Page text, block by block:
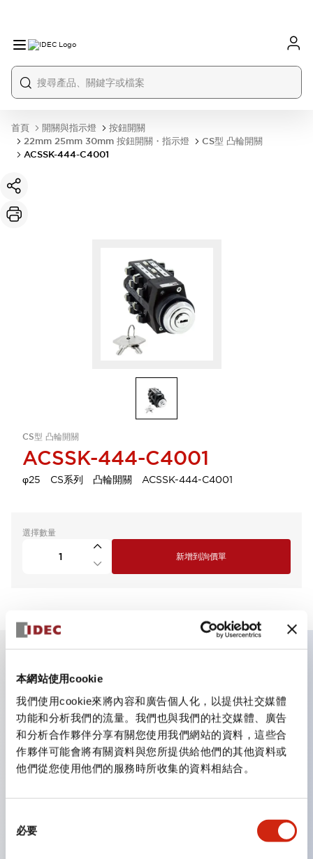
本網站使用cookie
我們使用cookie來將內容和廣告個人化，以提供社交媒體
功能和分析我們的流量。我們也與我們的社交媒體、廣告
和分析合作夥伴分享有關您使用我們網站的資料，這些合
作夥伴可能會將有關資料與您所提供給他們的其他資料或
他們從您使用他們的服務時所收集的資料相結合。
必要
首頁 開關與指示燈
按鈕開關
22mm 25mm 30mm 按鈕開關・指示燈
CS型 凸輪開關
ACSSK-444-C4001
CS型 凸輪開關
ACSSK-444-C4001
φ25 CS系列 凸輪開關 ACSSK-444-C4001
選擇數量
新增到詢價單
主要特點
CS型凸輪開關是方便用於設備的開關和切換，適用範圍廣
泛的操作開關器。
提供72種標準迴路
透過6種形式與接點模組段數的組合，可實現各種接點構
造。
配備可確認接點狀態的指示燈，並提供手柄操作型、鑰匙